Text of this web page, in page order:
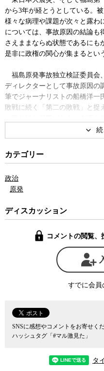
とは
から3年が経とうとしている。
様々な病理や課題が次々と露わ
については、事故原因の結論も
さえままならぬ状態であるにも
是非に政権の関心が集まるとい
福島原発事故独立検証委員会
ディレクターとして事故原因の
筆でジャーナリストの船橋洋一
敗戦に続く「第二の敗戦」と捉
あの事故は津波によって原発
子炉を冷やすことができなくな
至ったと説明されている。原因
を冷やせるより強固な設備を完
起こらないという前提に立ち、
本当にそれだけでいいのだろう
害をもたらすに至った背景には
あったということではないので
実際、全電源喪失に至った後
て首相官邸などで起きたことを
けではなく、現場と事故の対応
間の致命的なコミュニケーショ
択を決断できるリーダーシップ
摯に反省しなければならない点
頃からの危機に対する意識や優
カテゴリー
政治
原発
ディスカッション
コメントの閲覧、
すでに会員
SNSに感想やコメントをお寄せくだ
ハッシュタグ「#マル激見た」
タ